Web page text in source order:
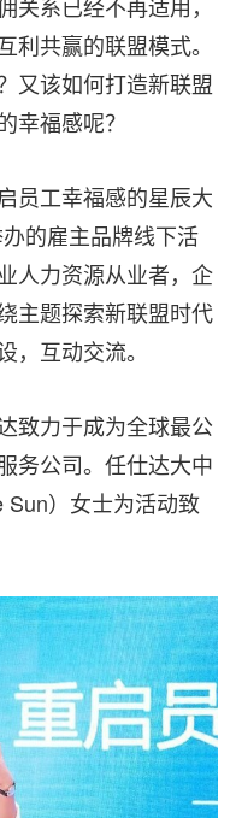
利共赢的联盟模式。
又该如何打造新联盟
幸福感呢？
员工幸福感的星辰大
的雇主品牌线下活
人力资源从业者，企
主题探索新联盟时代
，互动交流。
致力于成为全球最公
务公司。任仕达大中
Sun）女士为活动致